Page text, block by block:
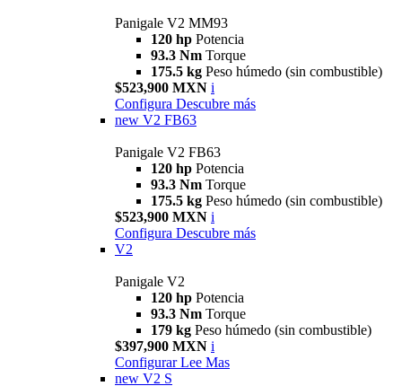
Panigale V2 MM93
120 hp Potencia
93.3 Nm Torque
175.5 kg Peso húmedo (sin combustible)
$523,900 MXN i
Configura Descubre más
new V2 FB63
Panigale V2 FB63
120 hp Potencia
93.3 Nm Torque
175.5 kg Peso húmedo (sin combustible)
$523,900 MXN i
Configura Descubre más
V2
Panigale V2
120 hp Potencia
93.3 Nm Torque
179 kg Peso húmedo (sin combustible)
$397,900 MXN i
Configurar Lee Mas
new V2 S